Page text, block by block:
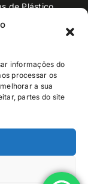
informações do
processar os
a sua
partes do site
de Plástico